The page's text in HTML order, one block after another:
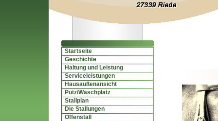
Startseite
Geschichte
Haltung und Leistung
Serviceleistungen
Hausaußenansicht
Putz/Waschplatz
Stallplan
Die Stallungen
Offenstall